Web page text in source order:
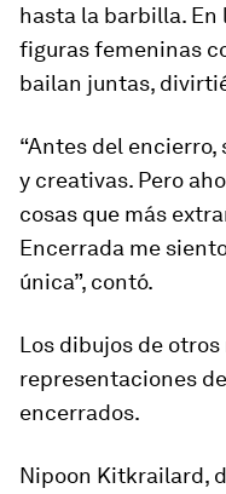
hasta la barbilla. En
figuras femeninas
bailan juntas,
“Antes del
y creativas. Pero
cosas que más
Encerrada me
única”, contó.
Los dibujos de
representaciones
encerrados.
Nipoon Kitkrailard,